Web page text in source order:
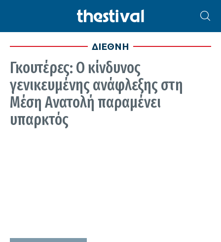
ΔΙΕΘΝΗ
Γκουτέρες: Ο κίνδυνος
γενικευμένης ανάφλεξης στη
Μέση Ανατολή παραμένει
υπαρκτός